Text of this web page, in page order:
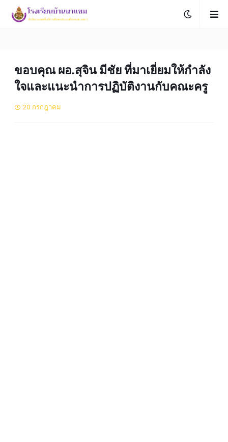
ขอบคุณ ผอ.สุจิน มีชัย ที่มาเยี่ยมให้กำลัง
ใจและแนะนำการปฏิบัติงานกับคณะครู
20 กรกฎาคม